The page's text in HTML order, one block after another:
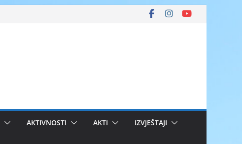
AKTIVNOSTI AKTI IZVJEŠTAJI